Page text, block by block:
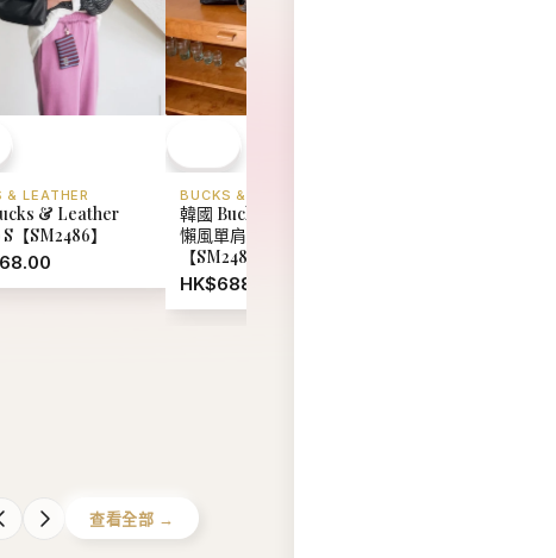
& LEATHER
& Leather
【SM2486】
BUCKS & LEATHER
韓國 Bucks & Leather 慵
懶風單肩斜挎包 (中號)
【SM2485】
HK$688.00
查看全部 →